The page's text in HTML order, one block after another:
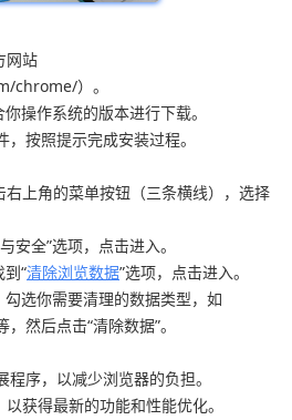
网站
chrome/）。
操作系统的版本进行下载。
按照提示完成安装过程。
上角的菜单按钮（三条横线），选择
安全”选项，点击进入。
“清除浏览数据”选项，点击进入。
勾选你需要清理的数据类型，如
然后点击“清除数据”。
序，以减少浏览器的负担。
获得最新的功能和性能优化。